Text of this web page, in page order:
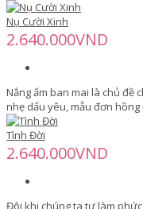
Nụ Cười Xinh
2.640.000VND
Nắng ấm ban mai là chủ đề
nhẹ dấu yêu, mẫu đơn hồng
Tình Đời
2.640.000VND
Đôi khi chúng ta tự làm